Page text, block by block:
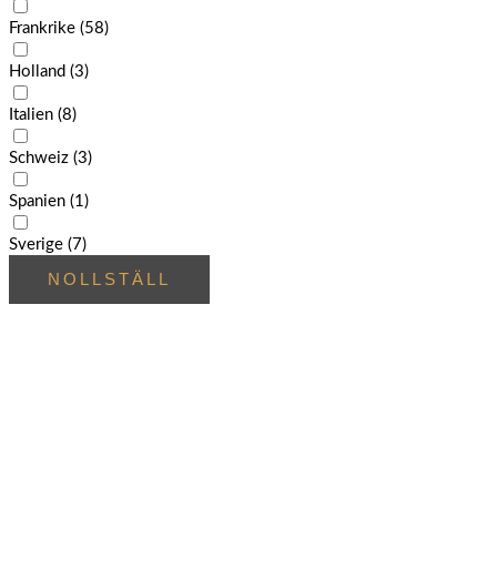
Frankrike (58)
Holland (3)
Italien (8)
Schweiz (3)
Spanien (1)
Sverige (7)
NOLLSTÄLL